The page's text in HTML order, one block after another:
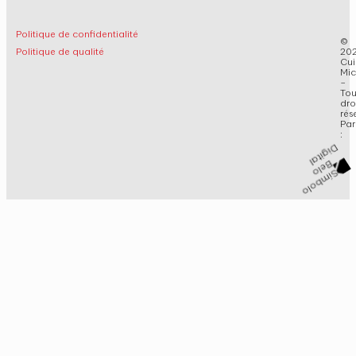
Politique de confidentialité
Politique de qualité
©
–
Par
: